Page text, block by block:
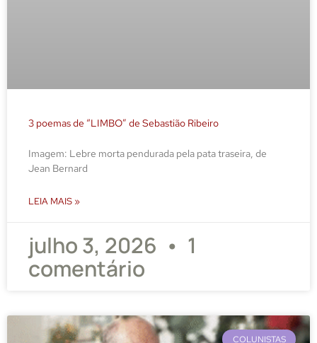
3 poemas de “LIMBO” de Sebastião Ribeiro
Imagem: Lebre morta pendurada pela pata traseira, de
Jean Bernard
LEIA MAIS »
julho 3, 2026
1
comentário
COLUNISTAS